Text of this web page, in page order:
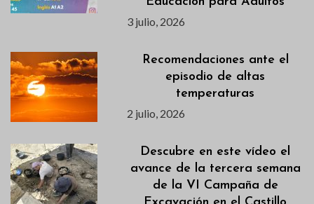
3 julio, 2026
Recomendaciones ante el
episodio de altas
temperaturas
2 julio, 2026
Descubre en este vídeo el
avance de la tercera semana
de la VI Campaña de